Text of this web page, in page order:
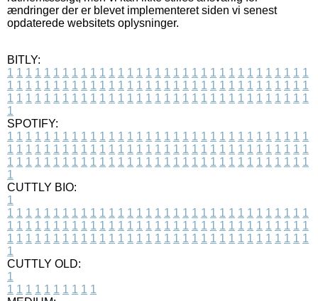
ændringer der er blevet implementeret siden vi senest
opdaterede websitets oplysninger.
BITLY:
1 1 1 1 1 1 1 1 1 1 1 1 1 1 1 1 1 1 1 1 1 1 1 1 1 1 1 1 1 1 1 1 1
1 1 1 1 1 1 1 1 1 1 1 1 1 1 1 1 1 1 1 1 1 1 1 1 1 1 1 1 1 1 1 1 1
1 1 1 1 1 1 1 1 1 1 1 1 1 1 1 1 1 1 1 1 1 1 1 1 1 1 1 1 1 1 1 1 1
1
SPOTIFY:
1 1 1 1 1 1 1 1 1 1 1 1 1 1 1 1 1 1 1 1 1 1 1 1 1 1 1 1 1 1 1 1 1
1 1 1 1 1 1 1 1 1 1 1 1 1 1 1 1 1 1 1 1 1 1 1 1 1 1 1 1 1 1 1 1 1
1 1 1 1 1 1 1 1 1 1 1 1 1 1 1 1 1 1 1 1 1 1 1 1 1 1 1 1 1 1 1 1 1
1
CUTTLY BIO:
1
1 1 1 1 1 1 1 1 1 1 1 1 1 1 1 1 1 1 1 1 1 1 1 1 1 1 1 1 1 1 1 1 1
1 1 1 1 1 1 1 1 1 1 1 1 1 1 1 1 1 1 1 1 1 1 1 1 1 1 1 1 1 1 1 1 1
1 1 1 1 1 1 1 1 1 1 1 1 1 1 1 1 1 1 1 1 1 1 1 1 1 1 1 1 1 1 1 1 1
1
CUTTLY OLD:
1
1 1 1 1 1 1 1 1 1 1